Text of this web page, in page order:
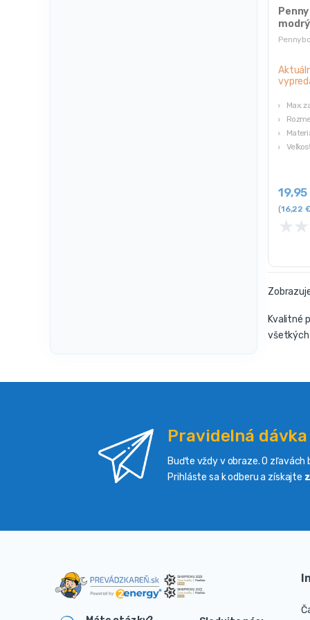
Max.
19,95
(16,22
★ ★
Kvalitné
všetkých
Pravidelná
Buďte vždy v obraze. O zľavách
Prihláste sa k odberu a získajte